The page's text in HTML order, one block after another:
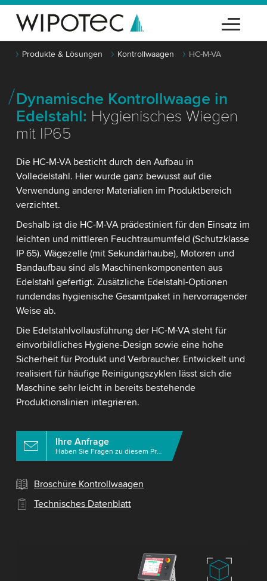
Produkte & Lösungen Kontrollwaagen HC-M-VA
Dynamische Kontrollwaage in
Edelstahl: Hygienisches Wiegen
mit IP65
Die HC-M-VA besticht durch den Aufbau in
Volledelstahl. Hier wurde ganz bewusst auf die
Verwendung anderer Materialien im Produktbereich
verzichtet.
Deshalb ist die HC-M-VA prädestiniert für den Einsatz im
leichten und mittleren Feuchtraumumfeld (Schutzklasse
IP 65). Wägezelle (mit Sekundärhaube), Motoren und
Bandaufbau sind als Maschinenkomponenten aus
Edelstahl gefertigt. Zusätzliche Edelstahl-Optionen
rundendas hygienische Gesamtpaket in hervorragender
Weise ab.
Die Edelstahlvollausführung der HC-M-VA steht für
einvorbildliches Hygiene-Design sowie eine hohe
Sicherheit für Produkt und Verbraucher. Entwickelt und
realisiert für häufige Reinigungszyklen lässt sich die
Maschine sehr leicht in bereits bestehende
Produktionslinien integrieren.
Ihre Anfrage
Haben Sie Fragen zu diesem Produkt?
Broschüre Kontrollwaagen
Technisches Datenblatt